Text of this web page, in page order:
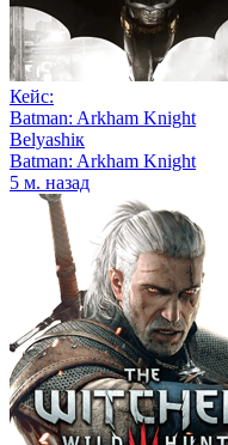
Кейс:
Batman: Arkham Knight
Belyashiк
Batman: Arkham Knight
5 м. назад